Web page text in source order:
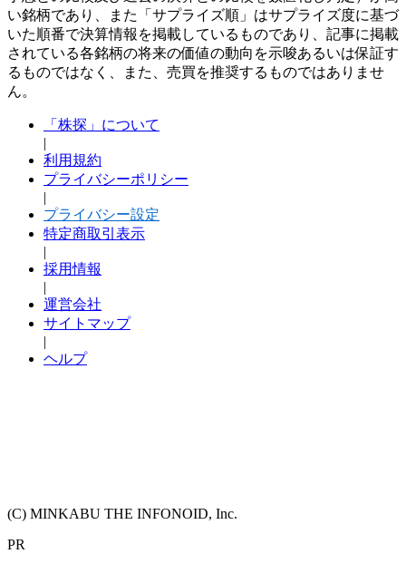
い銘柄であり、また「サプライズ順」はサプライズ度に基づ
いた順番で決算情報を掲載しているものであり、記事に掲載
されている各銘柄の将来の価値の動向を示唆あるいは保証す
るものではなく、また、売買を推奨するものではありませ
ん。
「株探」について
|
利用規約
プライバシーポリシー
|
プライバシー設定
特定商取引表示
|
採用情報
|
運営会社
サイトマップ
|
ヘルプ
(C) MINKABU THE INFONOID, Inc.
PR